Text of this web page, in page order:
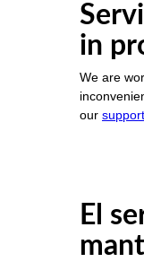
in
We are
our
El